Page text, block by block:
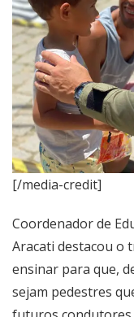
[/media-credit]
Coordenador de
Aracati destacou o
ensinar para que,
sejam pedestres